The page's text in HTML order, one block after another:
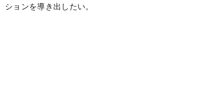
ションを導き出したい。